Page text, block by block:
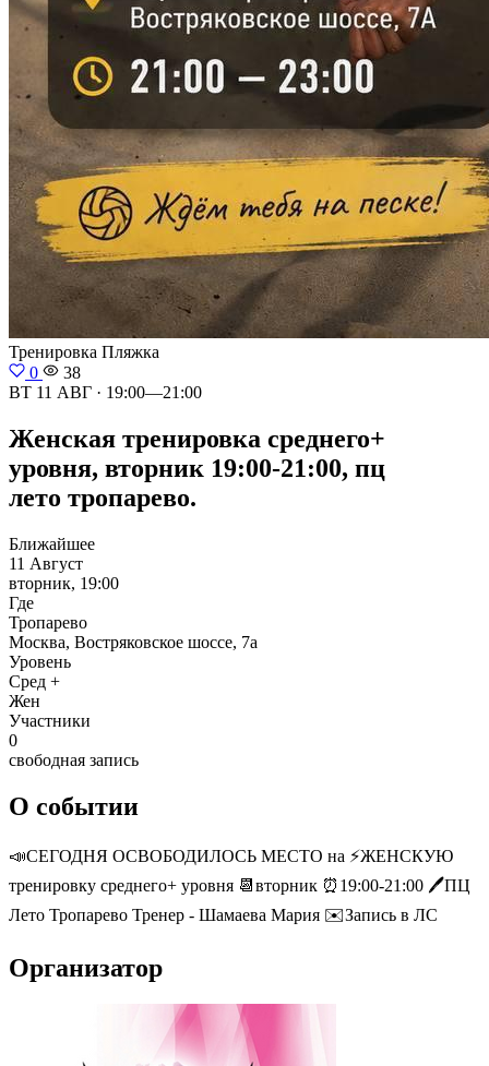
Тренировка Пляжка
0
38
ВТ 11 АВГ · 19:00—21:00
Женская тренировка среднего+
уровня, вторник 19:00-21:00, пц
лето тропарево.
Ближайшее
11 Август
вторник, 19:00
Где
Тропарево
Москва, Востряковское шоссе, 7а
Уровень
Сред +
Жен
Участники
0
свободная запись
О событии
📣СЕГОДНЯ ОСВОБОДИЛОСЬ МЕСТО на ⚡️ЖЕНСКУЮ
тренировку среднего+ уровня 📆вторник ⏰19:00-21:00 🖊ПЦ
Лето Тропарево Тренер - Шамаева Мария ✉️Запись в ЛС
Организатор